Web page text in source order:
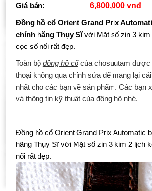
Giá bán:
6,800,000 vnđ
Đồng hồ cổ Orient Grand Prix
chính hãng Thụy Sĩvới Mặt số zin 3 kim
cọc số nổi rất đẹp.
Toàn bộ đồng hồ cổcủa chosuutam được
thoại không qua chỉnh sửa để mang lại
nhất cho các bạn về sản phẩm. Các bạn
và thông tin kỹ thuật của đồng hồ nhé.
Đồng hồ cổ Orient Grand Prix Automatic
hãng Thụy Sĩ với Mặt số zin 3 kim 2 lịch
nổi rất đẹp.